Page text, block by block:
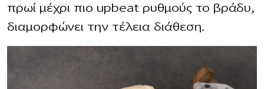
πρωί μέχρι πιο upbeat ρυθμούς το βράδυ,
διαμορφώνει την τέλεια διάθεση.